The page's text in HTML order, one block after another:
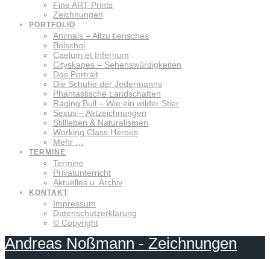
Fine ART Prints
Zeichnungen
PORTFOLIO
Animals – Allzu tierisches
Bolschoi
Caelum et Infernum
Cityskapes – Sehenswürdigkeiten
Das Portrait
Die Schuhe der Jedermanns
Phantastische Landschaften
Raging Bull – Wie ein wilder Stier
Sexus – Aktzeichnungen
Stillleben & Naturalismen
Working Class Heroes
Mehr …
TERMINE
Termine
Privatunterricht
Aktuelles u. Archiv
KONTAKT
Impressum
Datenschutzerklärung
© Copyright
Andreas Noßmann - Zeichnungen